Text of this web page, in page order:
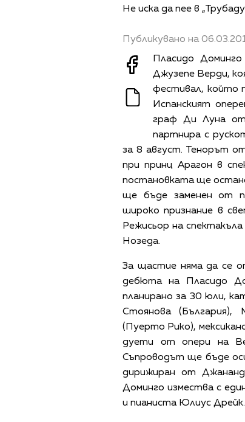
Не иска да пее в
Публикувано на
Пласидо
Джузепе Верди,
фестивал, който
Испанският
граф Ди Луна от
партнира с
за 8 август. Тенорът
при принц Арагон в
постановката ще
ще бъде заменен от
широко признание в
Режисьор на
Нозеда.
За щастие няма да се
дебюта на Пласидо
планирано за 30 юли,
Стоянова
(Пуерто Рико),
дуети от опери на
Съпроводът ще бъде
дирижиран от
Доминго измества с
и пианиста Юлиус Дрейк.